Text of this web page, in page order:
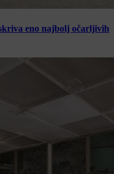
eno najbolj očarljivih